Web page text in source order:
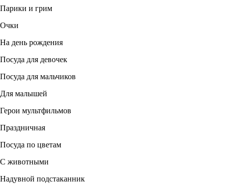
Парики и грим
Очки
На день рождения
Посуда для девочек
Посуда для мальчиков
Для малышей
Герои мультфильмов
Праздничная
Посуда по цветам
С животными
Надувной подстаканник